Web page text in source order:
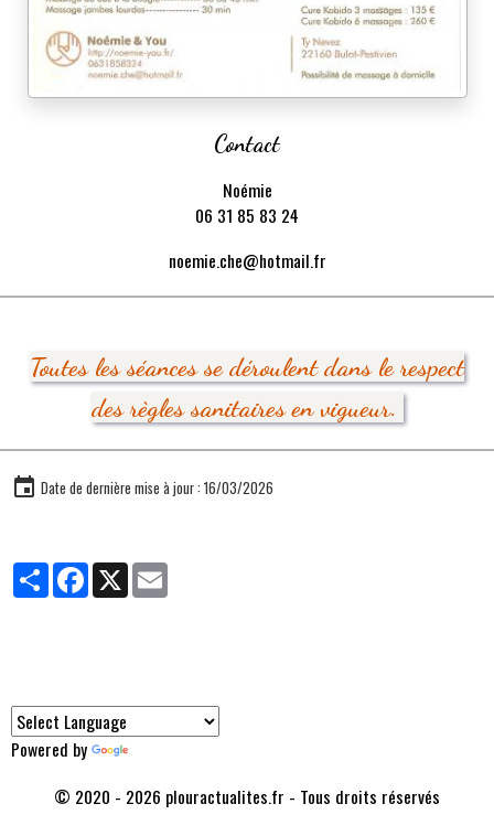
Contact
Noémie
06 31 85 83 24
noemie.che@hotmail.fr
Toutes les séances se déroulent dans le respect
des règles sanitaires en vigueur.
Date de dernière mise à jour : 16/03/2026
PartagerFacebook
X
Powered by
© 2020 - 2026 plouractualites.fr - Tous droits réservés